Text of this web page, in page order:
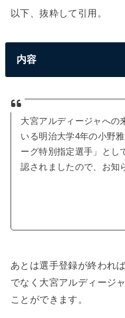
以下、抜粋して引用。
内容
大宮アルディージャへの
いる明治大学4年の小野
ーグ特別指定選手」とし
認されましたので、お知
あとは選手登録が終われ
でなく大宮アルディージ
ことができます。